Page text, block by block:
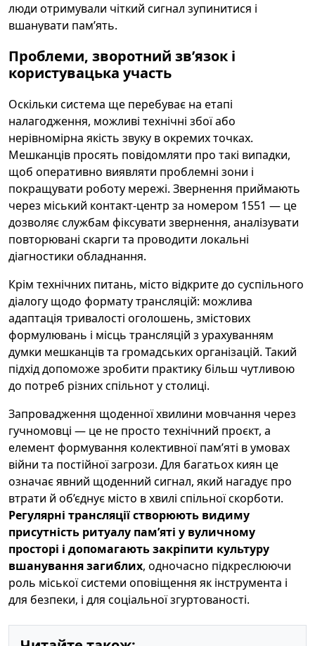
люди отримували чіткий сигнал зупинитися і
вшанувати пам’ять.
Проблеми, зворотний зв’язок і
користувацька участь
Оскільки система ще перебуває на етапі
налагодження, можливі технічні збої або
нерівномірна якість звуку в окремих точках.
Мешканців просять повідомляти про такі випадки,
щоб оперативно виявляти проблемні зони і
покращувати роботу мережі. Звернення приймають
через міський контакт-центр за номером 1551 — це
дозволяє службам фіксувати звернення, аналізувати
повторювані скарги та проводити локальні
діагностики обладнання.
Крім технічних питань, місто відкрите до суспільного
діалогу щодо формату трансляцій: можлива
адаптація тривалості оголошень, змістових
формулювань і місць трансляцій з урахуванням
думки мешканців та громадських організацій. Такий
підхід допоможе зробити практику більш чутливою
до потреб різних спільнот у столиці.
Запровадження щоденної хвилини мовчання через
гучномовці — це не просто технічний проєкт, а
елемент формування колективної пам’яті в умовах
війни та постійної загрози. Для багатьох киян це
означає явний щоденний сигнал, який нагадує про
втрати й об’єднує місто в хвилі спільної скорботи.
Регулярні трансляції створюють видиму
присутність ритуалу пам’яті у вуличному
просторі і допомагають закріпити культуру
вшанування загиблих, одночасно підкреслюючи
роль міської системи оповіщення як інструмента і
для безпеки, і для соціальної згуртованості.